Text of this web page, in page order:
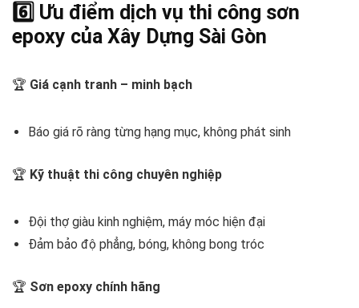
6️⃣ Ưu điểm dịch vụ thi công sơn
epoxy của Xây Dựng Sài Gòn
🏆 Giá cạnh tranh – minh bạch
Báo giá rõ ràng từng hạng mục, không phát sinh
🏆 Kỹ thuật thi công chuyên nghiệp
Đội thợ giàu kinh nghiệm, máy móc hiện đại
Đảm bảo độ phẳng, bóng, không bong tróc
🏆 Sơn epoxy chính hãng